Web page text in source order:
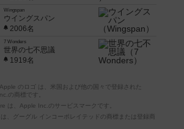
Wingspan
ウイングスパン
2006名
7 Wonders
世界の七不思議
1919名
のロゴ は、米国および他の国々で登録された
の商標です。
は、Apple Inc.のサービスマークです。
、グーグル インコーポレイテッドの商標または登録商